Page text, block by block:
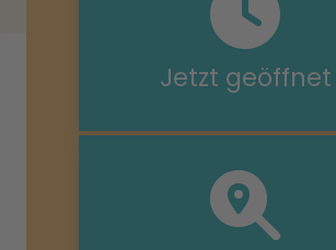
Jetzt geöffnet